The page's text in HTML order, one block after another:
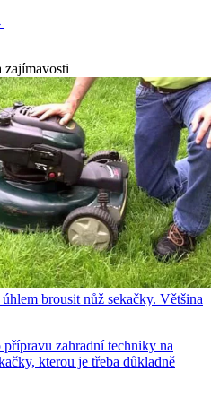
zajímavosti
brousit nůž sekačky. Většina
zahradní techniky na
kterou je třeba důkladně